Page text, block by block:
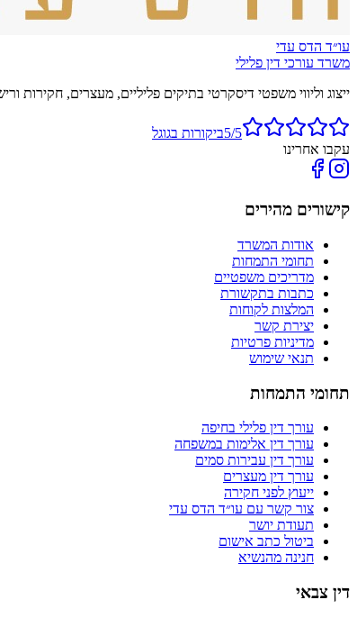
עו״ד הדס עדי
משרד עורכי דין פלילי
ייצוג וליווי משפטי דיסקרטי בתיקים פליליים, מעצרים, חקירות
5/5ביקורות בגוגל
עקבו אחרינו
קישורים מהירים
אודות המשרד
תחומי התמחות
מדריכים משפטיים
כתבות בתקשורת
המלצות לקוחות
יצירת קשר
מדיניות פרטיות
תנאי שימוש
תחומי התמחות
עורך דין פלילי בחיפה
עורך דין אלימות במשפחה
עורך דין עבירות סמים
עורך דין מעצרים
ייעוץ לפני חקירה
צור קשר עם עו״ד הדס עדי
תעודת יושר
ביטול כתב אישום
חנינה מהנשיא
דין צבאי